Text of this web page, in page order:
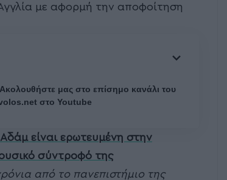
με αφορμή την αποφοίτηση
Ακολουθήστε μας στο επίσημο κανάλι του
στο Youtube
είναι ερωτευμένη στην
σύντροφό της
από το πανεπιστήμιο της